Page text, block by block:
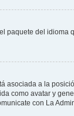
paquete del idioma
asociada a la
como avatar y
con La